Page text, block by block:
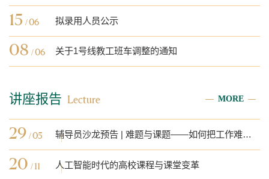
15 / 06 拟录用人员公示
08 / 06 关于1号线教工班车调整的通知
各位教职工：原1号线教工班车6:15黄
奉贤校区。随着沪奉高速的开通，经试
运行，现1号线教工班车自2026年6月9
日起早上发车调整为邯郸路6:35发车，
经停黄兴路（6:40）后直发奉贤校区，
原上车站点不变，因所停站点不允许长
下班...
讲座报告 Lecture MORE
29 / 05 辅导员沙龙预告 | 难题与课题——如何把工作难题转化为科研课题
20 / 11 人工智能时代的高校课程与课堂变革